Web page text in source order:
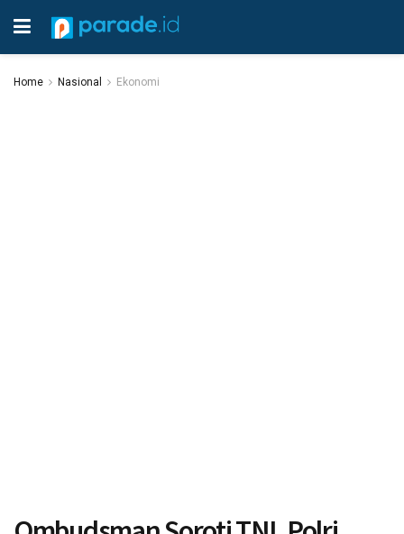
Home Nasional Ekonomi